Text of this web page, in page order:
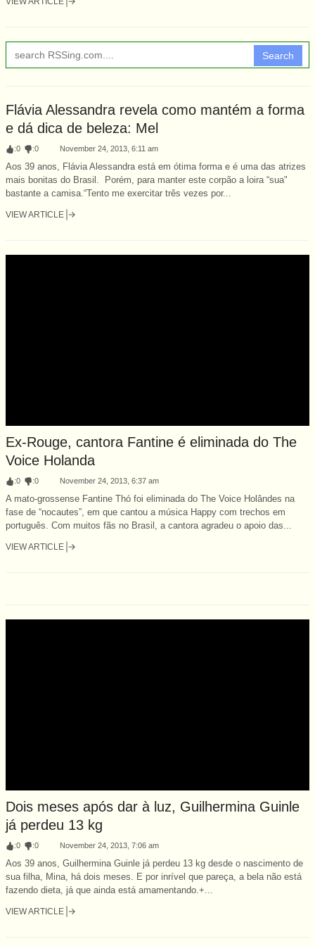
Search
Flávia Alessandra revela como mantém a forma
e dá dica de beleza: Mel
:0 :0 November 24, 2013, 6:11 am
Aos 39 anos, Flávia Alessandra está em ótima forma e é uma das atrizes
mais bonitas do Brasil. Porém, para manter este corpão a loira “sua"
bastante a camisa.“Tento me exercitar três vezes por...
VIEW ARTICLE
Ex-Rouge, cantora Fantine é eliminada do The
Voice Holanda
:0 :0 November 24, 2013, 6:37 am
A mato-grossense Fantine Thó foi eliminada do The Voice Holândes na
fase de “nocautes”, em que cantou a música Happy com trechos em
português. Com muitos fãs no Brasil, a cantora agradeu o apoio das...
VIEW ARTICLE
Dois meses após dar à luz, Guilhermina Guinle
já perdeu 13 kg
:0 :0 November 24, 2013, 7:06 am
Aos 39 anos, Guilhermina Guinle já perdeu 13 kg desde o nascimento de
sua filha, Mina, há dois meses. E por inrível que pareça, a bela não está
fazendo dieta, já que ainda está amamentando.+...
VIEW ARTICLE